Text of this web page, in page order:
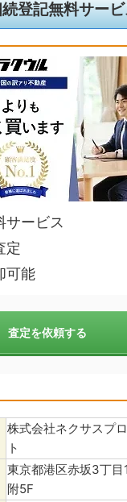
登記無料サービ
サービス
定
可能
査定を依頼する
株式会社ネクサスプ
ト
東京都港区赤坂3丁目
附5F